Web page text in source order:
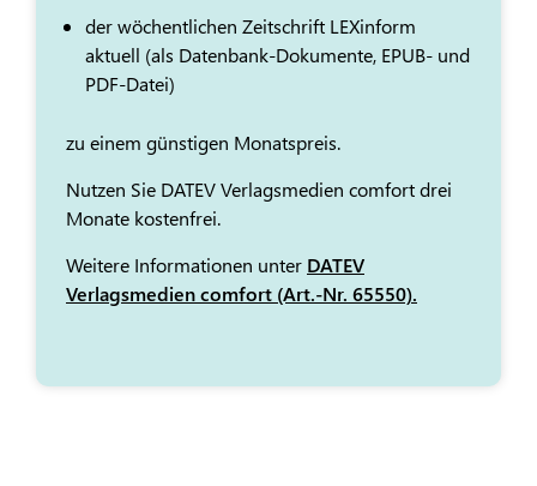
der wöchentlichen Zeitschrift LEXinform
aktuell (als Datenbank-Dokumente, EPUB- und
PDF-Datei)
zu einem günstigen Monatspreis.
Nutzen Sie DATEV Verlagsmedien comfort drei
Monate kostenfrei.
Weitere Informationen unter DATEV
Verlagsmedien comfort (Art.-Nr. 65550).